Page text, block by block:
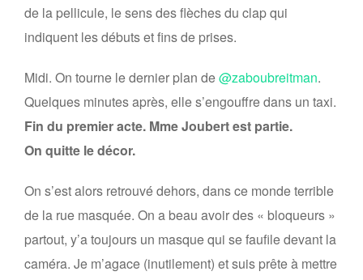
de la pellicule, le sens des flèches du clap qui
indiquent les débuts et fins de prises.
Midi. On tourne le dernier plan de@zaboubreitman.
Quelques minutes après, elle s’engouffre dans un taxi.
Fin du premier acte. Mme Joubert est partie.
On quitte le décor.
On s’est alors retrouvé dehors, dans ce monde terrible
de la rue masquée. On a beau avoir des « bloqueurs »
partout, y’a toujours un masque qui se faufile devant la
caméra. Je m’agace (inutilement) et suis prête à mettre